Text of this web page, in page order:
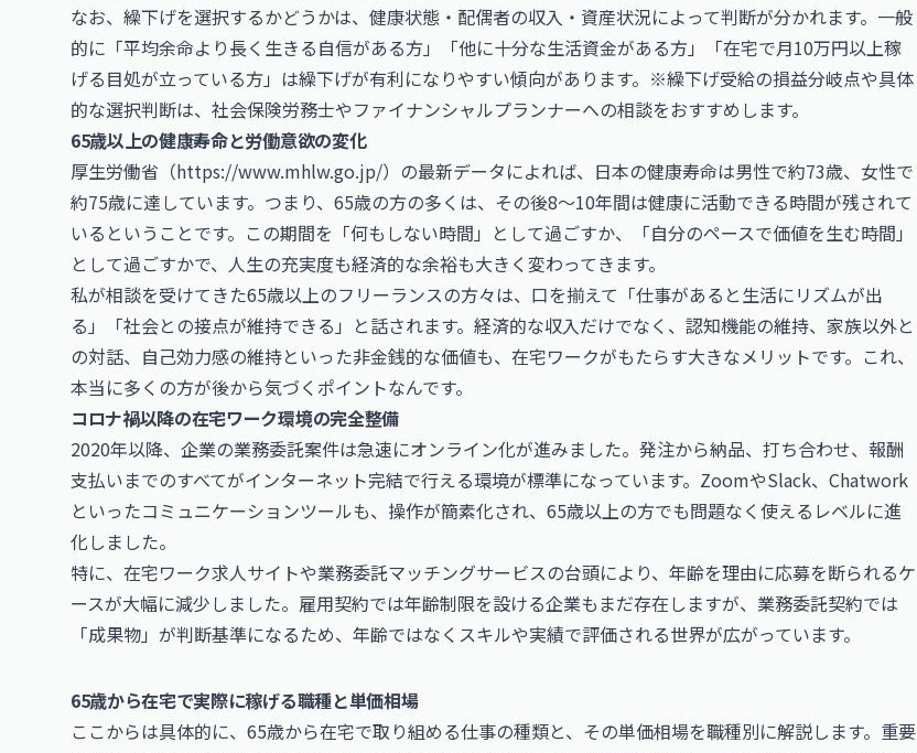
なお、繰下げを選択するかどうかは、健康状態・配偶者の収入・資産状況によって判断が分かれます。一般
的に「平均余命より長く生きる自信がある方」「他に十分な生活資金がある方」「在宅で月10万円以上稼
げる目処が立っている方」は繰下げが有利になりやすい傾向があります。※繰下げ受給の損益分岐点や具体
的な選択判断は、社会保険労務士やファイナンシャルプランナーへの相談をおすすめします。
65歳以上の健康寿命と労働意欲の変化
厚生労働省（https://www.mhlw.go.jp/）の最新データによれば、日本の健康寿命は男性で約73歳、女性で
約75歳に達しています。つまり、65歳の方の多くは、その後8〜10年間は健康に活動できる時間が残されて
いるということです。この期間を「何もしない時間」として過ごすか、「自分のペースで価値を生む時間」
として過ごすかで、人生の充実度も経済的な余裕も大きく変わってきます。
私が相談を受けてきた65歳以上のフリーランスの方々は、口を揃えて「仕事があると生活にリズムが出
る」「社会との接点が維持できる」と話されます。経済的な収入だけでなく、認知機能の維持、家族以外と
の対話、自己効力感の維持といった非金銭的な価値も、在宅ワークがもたらす大きなメリットです。これ、
本当に多くの方が後から気づくポイントなんです。
コロナ禍以降の在宅ワーク環境の完全整備
2020年以降、企業の業務委託案件は急速にオンライン化が進みました。発注から納品、打ち合わせ、報酬
支払いまでのすべてがインターネット完結で行える環境が標準になっています。ZoomやSlack、Chatwork
といったコミュニケーションツールも、操作が簡素化され、65歳以上の方でも問題なく使えるレベルに進
化しました。
特に、在宅ワーク求人サイトや業務委託マッチングサービスの台頭により、年齢を理由に応募を断られるケ
ースが大幅に減少しました。雇用契約では年齢制限を設ける企業もまだ存在しますが、業務委託契約では
「成果物」が判断基準になるため、年齢ではなくスキルや実績で評価される世界が広がっています。
65歳から在宅で実際に稼げる職種と単価相場
ここからは具体的に、65歳から在宅で取り組める仕事の種類と、その単価相場を職種別に解説します。重要